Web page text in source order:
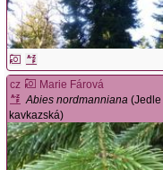
cz
Marie Fárová
Abies nordmanniana (Jedle
kavkazská)